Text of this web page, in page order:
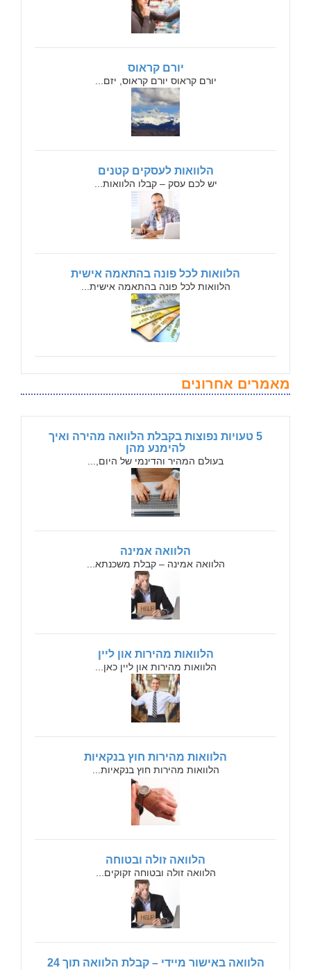
יורם קראוס
יורם קראוס יורם קראוס, יזם...
הלוואות לעסקים קטנים
יש לכם עסק – קבלו הלוואות...
הלוואות לכל פונה בהתאמה אישית
הלוואות לכל פונה בהתאמה אישית...
מאמרים אחרונים
5 טעויות נפוצות בקבלת הלוואה מהירה ואיך
להימנע מהן
בעולם המהיר והדינמי של היום,...
הלוואה אמינה
הלוואה אמינה – קבלת משכנתא...
הלוואות מהירות און ליין
הלוואות מהירות און ליין כאן...
הלוואות מהירות חוץ בנקאיות
הלוואות מהירות חוץ בנקאיות...
הלוואה זולה ובטוחה
הלוואה זולה ובטוחה זקוקים...
הלוואה באישור מיידי – קבלת הלוואה תוך 24